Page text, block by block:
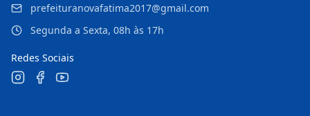
prefeituranovafatima2017@gmail.com
Segunda a Sexta, 08h às 17h
Redes Sociais